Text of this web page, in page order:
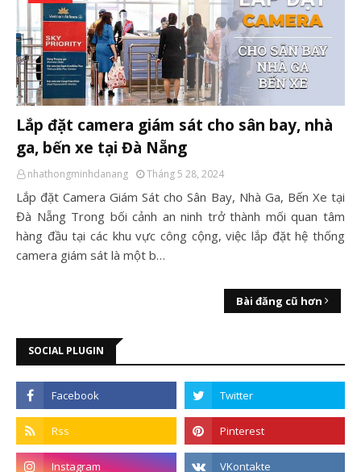
Lắp đặt camera giám sát cho sân bay, nhà
ga, bến xe tại Đà Nẵng
nhathongminhdanang Tháng 5 28, 2024
Lắp đặt Camera Giám Sát cho Sân Bay, Nhà Ga, Bến Xe tại
Đà Nẵng Trong bối cảnh an ninh trở thành mối quan tâm
hàng đầu tại các khu vực công cộng, việc lắp đặt hệ thống
camera giám sát là một b…
Bài đăng cũ hơn
SOCIAL PLUGIN